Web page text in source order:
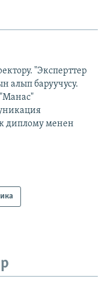
"Эксперттер
алып баруучусу.
диплому менен